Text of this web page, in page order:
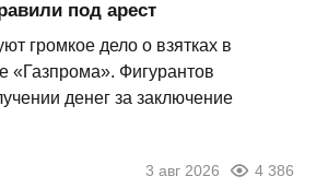
под арест
громкое дело о взятках в
«Газпрома». Фигурантов
денег за заключение
3 авг 2026 4 386